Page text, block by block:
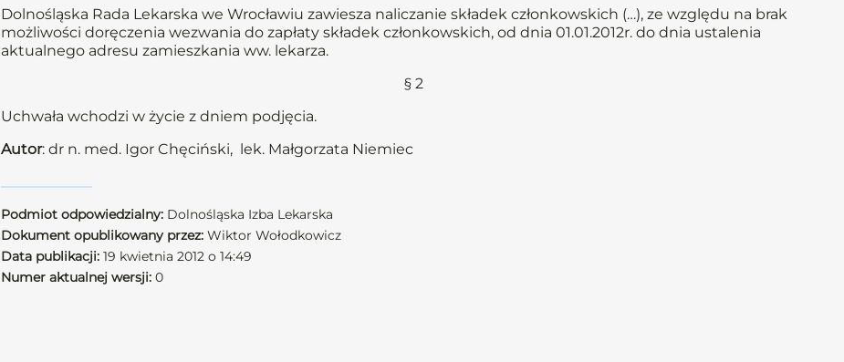
Dolnośląska Rada Lekarska we Wrocławiu zawiesza naliczanie składek członkowskich (…), ze względu na brak
możliwości doręczenia wezwania do zapłaty składek członkowskich, od dnia 01.01.2012r. do dnia ustalenia
aktualnego adresu zamieszkania ww. lekarza.
§ 2
Uchwała wchodzi w życie z dniem podjęcia.
Autor: dr n. med. Igor Chęciński, lek. Małgorzata Niemiec
Podmiot odpowiedzialny: Dolnośląska Izba Lekarska
Dokument opublikowany przez: Wiktor Wołodkowicz
Data publikacji: 19 kwietnia 2012 o 14:49
Numer aktualnej wersji: 0